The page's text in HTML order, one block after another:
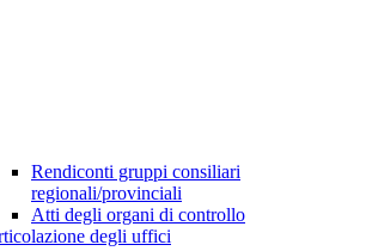
Rendiconti gruppi consiliari
regionali/provinciali
Atti degli organi di controllo
degli uffici